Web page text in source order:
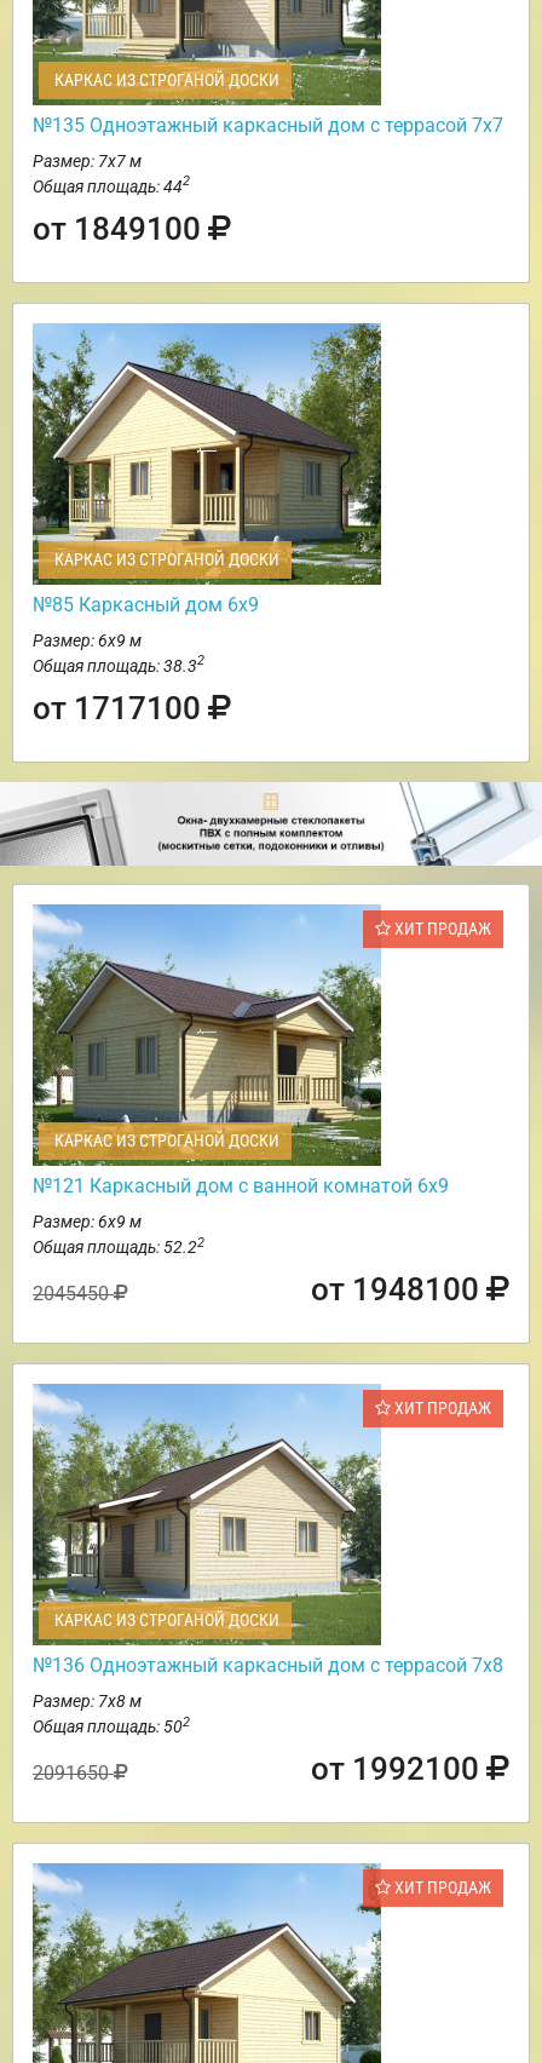
КАРКАС ИЗ СТРОГАНОЙ ДОСКИ
№135 Одноэтажный каркасный дом с террасой 7х7
Размер: 7х7 м
Общая площадь: 442
от 1849100
КАРКАС ИЗ СТРОГАНОЙ ДОСКИ
№85 Каркасный дом 6х9
Размер: 6х9 м
Общая площадь: 38.32
от 1717100
ХИТ ПРОДАЖ
КАРКАС ИЗ СТРОГАНОЙ ДОСКИ
№121 Каркасный дом с ванной комнатой 6х9
Размер: 6х9 м
Общая площадь: 52.22
2045450 от 1948100
ХИТ ПРОДАЖ
КАРКАС ИЗ СТРОГАНОЙ ДОСКИ
№136 Одноэтажный каркасный дом с террасой 7х8
Размер: 7х8 м
Общая площадь: 502
2091650 от 1992100
ХИТ ПРОДАЖ